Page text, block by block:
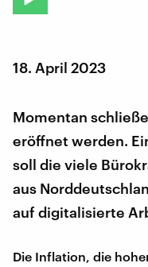
18. April 2023
Momentan
eröffnet werden.
soll die viele
aus
auf digitalisierte
Die Inflation, die